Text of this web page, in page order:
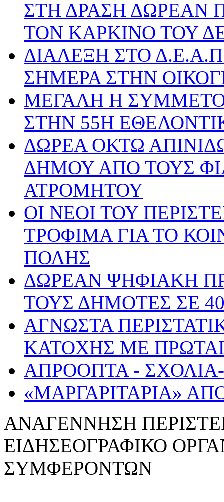
ΣΤΗ ΔΡΑΣΗ ΔΩΡΕΑΝ
ΤΟΝ ΚΑΡΚΙΝΟ ΤΟΥ
ΔΙΑΛΕΞΗ ΣΤΟ
ΣΗΜΕΡΑ ΣΤΗΝ
ΜΕΓΑΛΗ Η
ΣΤΗΝ 55Η
ΔΩΡΕΑ ΟΚΤΩ
ΔΗΜΟΥ ΑΠΟ ΤΟΥΣ
ΑΤΡΟΜΗΤΟΥ
ΟΙ ΝΕΟΙ ΤΟΥ
ΤΡΟΦΙΜΑ ΓΙΑ ΤΟ
ΠΟΛΗΣ
ΔΩΡΕΑΝ ΨΗΦΙΑΚΗ
ΤΟΥΣ ΔΗΜΟΤΕΣ ΣΕ
ΑΓΝΩΣΤΑ
ΚΑΤΟΧΗΣ ΜΕ
ΑΠΡΟΟΠΤΑ -
«ΜΑΡΓΑΡΙΤΑΡΙΑ»
ΑΝΑΓΕΝNΗΣΗ
ΕΙΔΗΣΕΟΓΡΑΦΙΚΟ
ΣΥΜΦΕΡΟΝΤΩΝ